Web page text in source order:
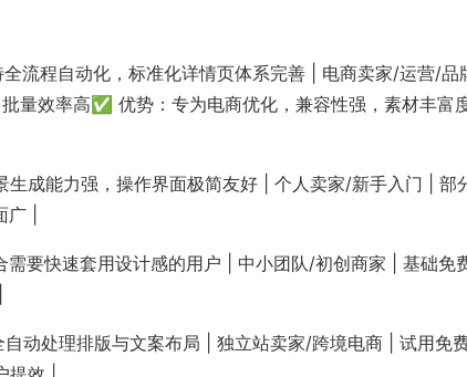
流程自动化，标准化详情页体系完善 | 电商卖家/运营/品
量效率高✅ 优势：专为电商优化，兼容性强，素材丰富
生成能力强，操作界面极简友好 | 个人卖家/新手入门 | 部
|
需要快速套用设计感的用户 | 中小团队/初创商家 | 基础免
动处理排版与文案布局 | 独立站卖家/跨境电商 | 试用免